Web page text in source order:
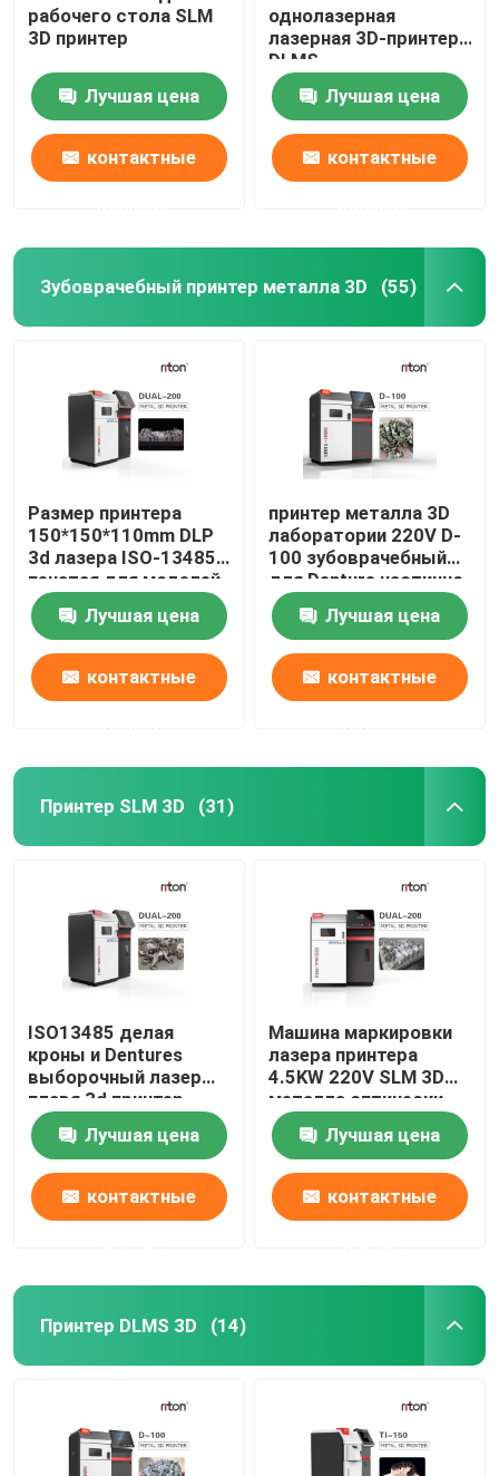
Машина для изгиба проволоки DMIS-V1
Машина для изгиба проволоки DMIS-V1
Машина для изгиба проволоки DMIS-V1
рабочего стола SLM
3D принтер
Лучшая цена
контактные
однолазерная
лазерная 3D-принтер
DLMS
Лучшая цена
контактные
Зубоврачебный принтер металла 3D (55)
Размер принтера
150*150*110mm DLP
3d лазера ISO-13485
печатая для моделей
зубного имплантата
Лучшая цена
контактные
принтер металла 3D
лаборатории 220V D-
100 зубоврачебный
для Denture частично
Riton
Лучшая цена
контактные
Принтер SLM 3D (31)
ISO13485 делая
кроны и Dentures
выборочный лазер
плавя 3d принтер
Dual200
Лучшая цена
контактные
Машина маркировки
лазера принтера
4.5KW 220V SLM 3D
металла оптически
Лучшая цена
контактные
Принтер DLMS 3D (14)